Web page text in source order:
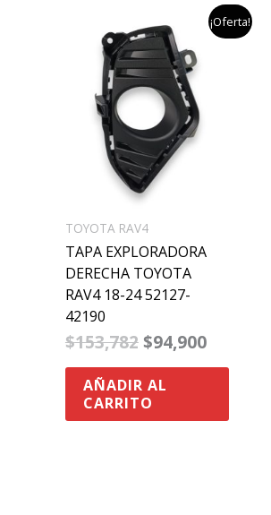
¡Oferta!
TOYOTA RAV4
TAPA EXPLORADORA
DERECHA TOYOTA
RAV4 18-24 52127-
42190
$153,782
precio
original
era:
$153,782.
$94,900
el
precio
AÑADIR AL
CARRITO